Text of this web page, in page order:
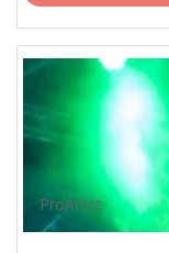
ProArtist